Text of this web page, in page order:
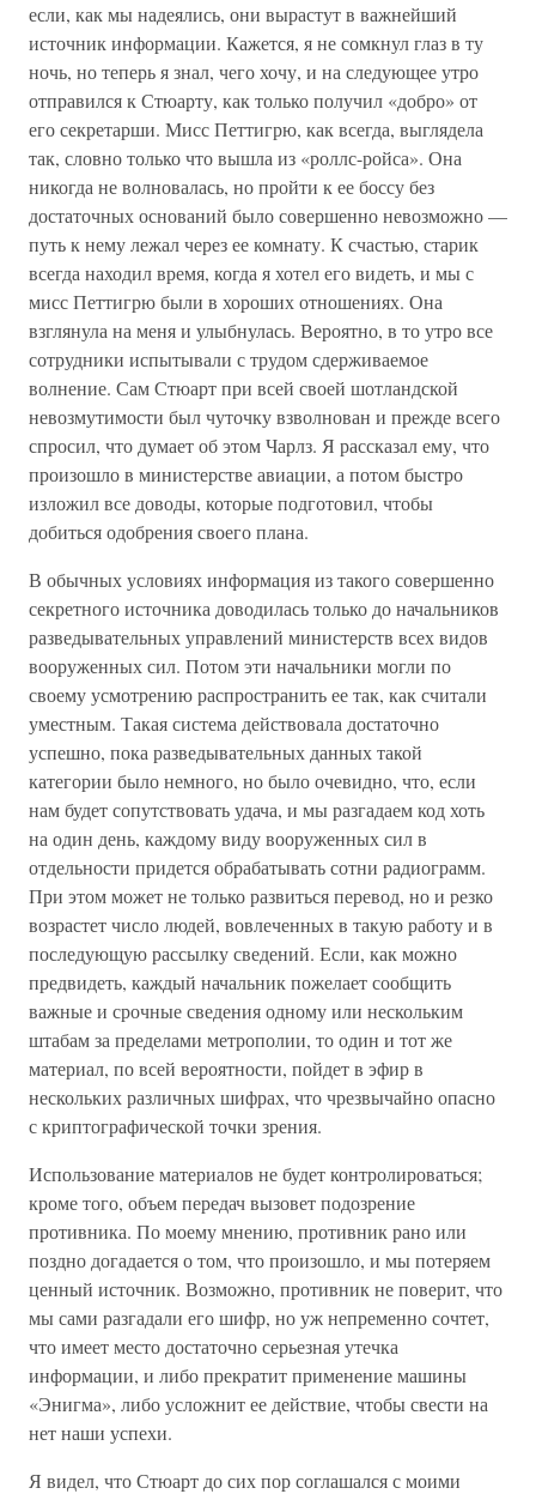
если, как мы надеялись, они вырастут в важнейший
источник информации. Кажется, я не сомкнул глаз в ту
ночь, но теперь я знал, чего хочу, и на следующее утро
отправился к Стюарту, как только получил «добро» от
его секретарши. Мисс Петтигрю, как всегда, выглядела
так, словно только что вышла из «роллс-ройса». Она
никогда не волновалась, но пройти к ее боссу без
достаточных оснований было совершенно невозможно —
путь к нему лежал через ее комнату. К счастью, старик
всегда находил время, когда я хотел его видеть, и мы с
мисс Петтигрю были в хороших отношениях. Она
взглянула на меня и улыбнулась. Вероятно, в то утро все
сотрудники испытывали с трудом сдерживаемое
волнение. Сам Стюарт при всей своей шотландской
невозмутимости был чуточку взволнован и прежде всего
спросил, что думает об этом Чарлз. Я рассказал ему, что
произошло в министерстве авиации, а потом быстро
изложил все доводы, которые подготовил, чтобы
добиться одобрения своего плана.
В обычных условиях информация из такого совершенно
секретного источника доводилась только до начальников
разведывательных управлений министерств всех видов
вооруженных сил. Потом эти начальники могли по
своему усмотрению распространить ее так, как считали
уместным. Такая система действовала достаточно
успешно, пока разведывательных данных такой
категории было немного, но было очевидно, что, если
нам будет сопутствовать удача, и мы разгадаем код хоть
на один день, каждому виду вооруженных сил в
отдельности придется обрабатывать сотни радиограмм.
При этом может не только развиться перевод, но и резко
возрастет число людей, вовлеченных в такую работу и в
последующую рассылку сведений. Если, как можно
предвидеть, каждый начальник пожелает сообщить
важные и срочные сведения одному или нескольким
штабам за пределами метрополии, то один и тот же
материал, по всей вероятности, пойдет в эфир в
нескольких различных шифрах, что чрезвычайно опасно
с криптографической точки зрения.
Использование материалов не будет контролироваться;
кроме того, объем передач вызовет подозрение
противника. По моему мнению, противник рано или
поздно догадается о том, что произошло, и мы потеряем
ценный источник. Возможно, противник не поверит, что
мы сами разгадали его шифр, но уж непременно сочтет,
что имеет место достаточно серьезная утечка
информации, и либо прекратит применение машины
«Энигма», либо усложнит ее действие, чтобы свести на
нет наши успехи.
Я видел, что Стюарт до сих пор соглашался с моими